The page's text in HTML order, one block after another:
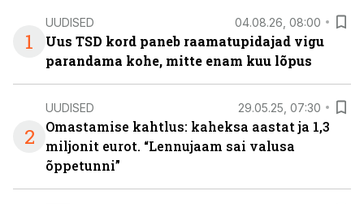
1
UUDISED 04.08.26, 08:00
Uus TSD kord paneb raamatupidajad vigu
parandama kohe, mitte enam kuu lõpus
2
UUDISED 29.05.25, 07:30
Omastamise kahtlus: kaheksa aastat ja 1,3
miljonit eurot. “Lennujaam sai valusa
õppetunni”